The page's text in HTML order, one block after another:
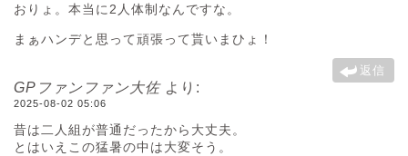
おりょ。本当に2人体制なんですな。
まぁハンデと思って頑張って貰いまひょ！
返信
GPファンファン大佐 より:
2025-08-02 05:06
昔は二人組が普通だったから大丈夫。
とはいえこの猛暑の中は大変そう。